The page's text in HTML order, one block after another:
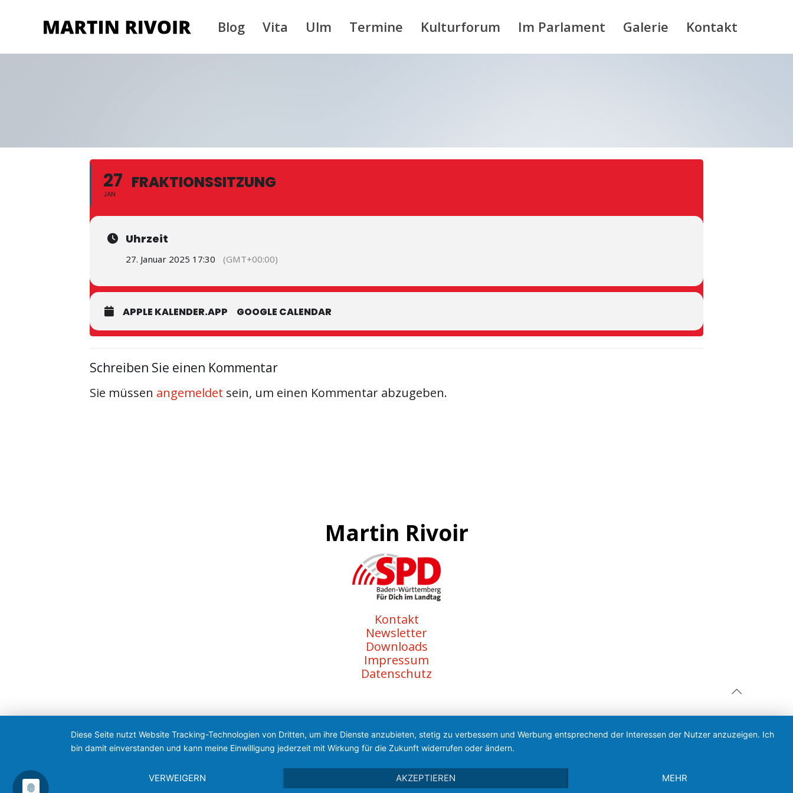
Blog Vita Ulm Termine Kulturforum Im Parlament Galerie Kontakt
27
JAN
FRAKTIONSSITZUNG
Uhrzeit
27. Januar 2025 17:30 (GMT+00:00)
APPLE KALENDER.APP GOOGLE CALENDAR
Schreiben Sie einen Kommentar
Sie müssen angemeldet sein, um einen Kommentar abzugeben.
Martin Rivoir
Kontakt
Newsletter
Downloads
Impressum
Datenschutz
Diese Seite nutzt Website Tracking-Technologien von Dritten, um ihre Dienste anzubieten, stetig zu verbessern und Werbung entsprechend der Interessen der Nutzer anzuzeigen. Ich
bin damit einverstanden und kann meine Einwilligung jederzeit mit Wirkung für die Zukunft widerrufen oder ändern.
VERWEIGERN AKZEPTIEREN MEHR